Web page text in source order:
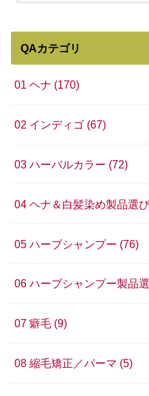
QAカテゴリ
01 ヘナ (170)
02 インディゴ (67)
03 ハーバルカラー (72)
04 ヘナ＆白髪染め製品選
05 ハーブシャンプー (76)
06 ハーブシャンプー製品
07 癖毛 (9)
08 縮毛矯正／パーマ (5)